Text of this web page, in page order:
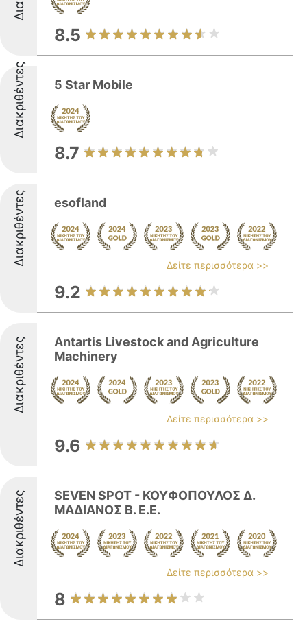
8.5
Διακριθέντες 5 Star Mobile
8.7
Διακριθέντες esofland
Δείτε περισσότερα >>
9.2
Διακριθέντες
Antartis Livestock and Agriculture
Machinery
Δείτε περισσότερα >>
9.6
Διακριθέντες
SEVEN SPOT - ΚΟΥΦΟΠΟΥΛΟΣ Δ.
ΜΑΔΙΑΝΟΣ Β. Ε.Ε.
Δείτε περισσότερα >>
8